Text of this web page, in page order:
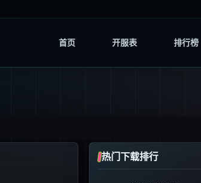
首页 开服表 排行榜
热门下载排行